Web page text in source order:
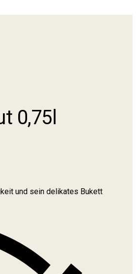
0,75l
und sein delikates Bukett